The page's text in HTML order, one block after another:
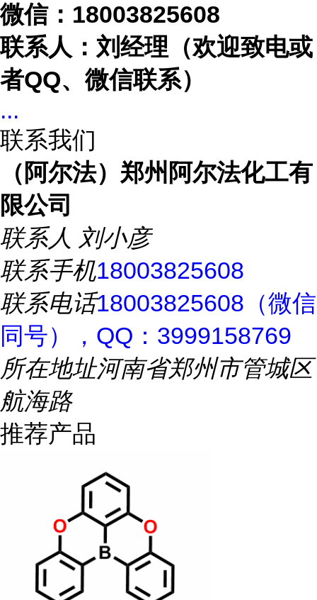
微信： 18003825608
联系人：刘经理（欢迎致电或
者QQ、微信联系）
...
联系我们
（阿尔法）郑州阿尔法化工有
限公司
联系人 刘小彦
联系手机18003825608
联系电话18003825608（微信
同号），QQ：3999158769
所在地址河南省郑州市管城区
航海路
推荐产品